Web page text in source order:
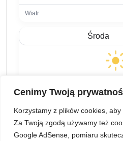
Cenimy Twoją
Korzystamy z plików cookies, aby
Za Twoją zgodą używamy też
Google AdSense, pomiaru
Środa